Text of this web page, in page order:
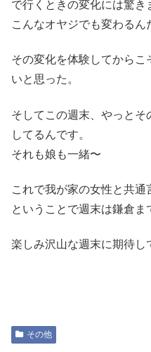
で行くときの変化には驚き
こんなオヤジでも変わるん
その変化を体験してからこ
いと思った。
そしてこの週末、やっとそ
してるんです。
それも娘も一緒〜
これで我が家の女性と共通
ということで週末は鎌倉
楽しみ沢山な週末に期待し
その他